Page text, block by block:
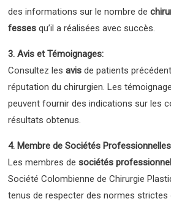
des informations sur le nombre de
fesses qu’il a réalisées avec succès.
3. Avis et Témoignages:
Consultez lesavis de patients
réputation du chirurgien. Les
peuvent fournir des indications sur les
résultats obtenus.
4. Membre de Sociétés
Les membres desociétés
Société Colombienne de Chirurgie
tenus de respecter des normes strictes